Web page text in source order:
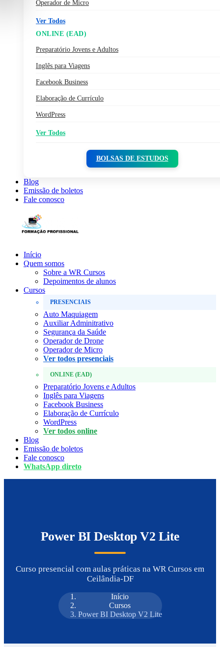
Operador de Micro
Ver Todos
ONLINE (EAD)
Preparatório Jovens e Adultos
Inglês para Viagens
Facebook Business
Elaboração de Currículo
WordPress
Ver Todos
BOLSAS DE ESTUDOS
Blog
Emissão de boletos
Fale conosco
Início
Quem somos
Sobre a WR Cursos
Depoimentos de alunos
Cursos
PRESENCIAIS
Auto Maquiagem
Auxiliar Adminitrativo
Segurança da Saúde
Operador de Drone
Operador de Micro
Ver todos presenciais
ONLINE (EAD)
Preparatório Jovens e Adultos
Inglês para Viagens
Facebook Business
Elaboração de Currículo
WordPress
Ver todos online
Blog
Emissão de boletos
Fale conosco
WhatsApp direto
Power BI Desktop V2 Lite
Curso presencial com aulas práticas na WR Cursos em
Ceilândia-DF
Início
Cursos
Power BI Desktop V2 Lite